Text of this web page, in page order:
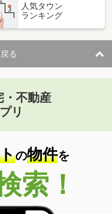
人気タウン
ランキング
る
・不動産
リ
の物件を
索！